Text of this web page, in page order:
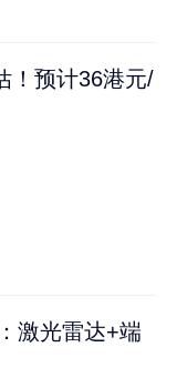
！预计36港元/
激光雷达+端